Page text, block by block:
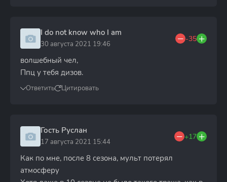
I do not know who I am
30 августа 2021 19:46
-35
волшебный чел,
Ппц у тебя дизов.
Ответить Цитировать
Гость Руслан
17 августа 2021 15:44
+17
Как по мне, после 8 сезона, мульт потерял
атмосферу